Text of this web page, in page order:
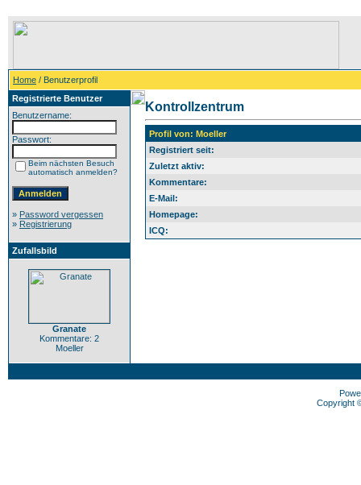
Home / Benutzerprofil
Registrierte Benutzer
Benutzername:
Passwort:
Beim nächsten Besuch
automatisch anmelden?
» Password vergessen
» Registrierung
Zufallsbild
Granate
Kommentare: 2
Moeller
Kontrollzentrum
Profil von: Moeller
Registriert seit:
Zuletzt aktiv:
Kommentare:
E-Mail:
Homepage:
ICQ:
Copyright